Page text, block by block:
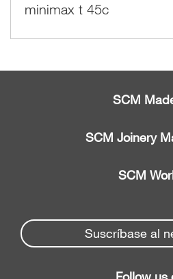
minimax t 45c
SCM
Empresa
SCM Joinery
SCM
Spare parts
Suscríbase al
Follow us